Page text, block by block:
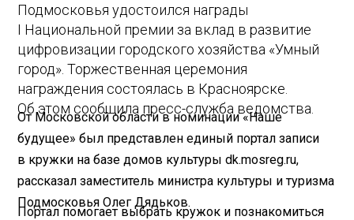
Подмосковья удостоился награды
I Национальной премии за вклад в развитие
цифровизации городского хозяйства «Умный
город». Торжественная церемония
награждения состоялась в Красноярске.
Об этом сообщила пресс-служба ведомства.
От Московской области в номинации «Наше
будущее» был представлен единый портал записи
в кружки на базе домов культуры dk.mosreg.ru,
рассказал заместитель министра культуры и туризма
Подмосковья Олег Дядьков.
Портал помогает выбрать кружок и познакомиться